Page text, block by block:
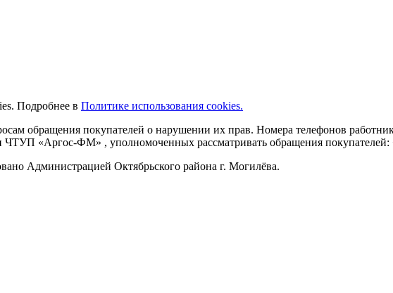
Подробнее в Политике использования cookies.
обращения покупателей о нарушении их прав. Номера телефонов
ЧТУП «Аргос-ФМ» , уполномоченных рассматривать обращения покупателей:
Администрацией Октябрьского района г. Могилёва.